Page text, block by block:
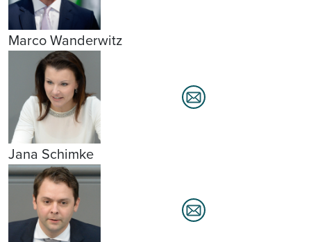
Marco Wanderwitz
Jana Schimke